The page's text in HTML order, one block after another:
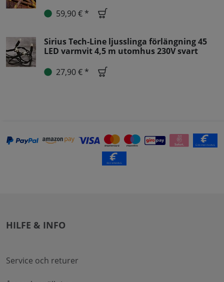
59,90 € *
Sirius Tech-Line ljusslinga förlängning 45
LED varmvit 4,5 m utomhus 230V svart
27,90 € *
HILFE & INFO
Service och returer